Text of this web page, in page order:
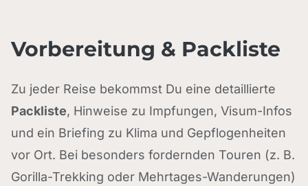
Vorbereitung & Packliste
Zu jeder Reise bekommst Du eine detaillierte
Packliste, Hinweise zu Impfungen, Visum-Infos
und ein Briefing zu Klima und Gepflogenheiten
vor Ort. Bei besonders fordernden Touren (z. B.
Gorilla-Trekking oder Mehrtages-Wanderungen)